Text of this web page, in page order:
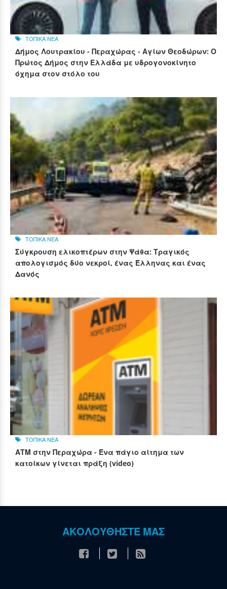
ΤΟΠΙΚΑ ΝΕΑ
Δήμος Λουτρακίου - Περαχώρας - Αγίων Θεοδώρων: Ο
Πρώτος Δήμος στην Ελλάδα με υδρογονοκίνητο
όχημα στον στόλο του
ΤΟΠΙΚΑ ΝΕΑ
Σύγκρουση ελικοπτέρων στην Ψάθα: Τραγικός
απολογισμός δύο νεκροί, ένας Έλληνας και ένας
Δανός
ΤΟΠΙΚΑ ΝΕΑ
ΑΤΜ στην Περαχώρα - Ένα πάγιο αίτημα των
κατοίκων γίνεται πράξη (video)
ΑΚΟΛΟΥΘΗΣΤΕ ΜΑΣ